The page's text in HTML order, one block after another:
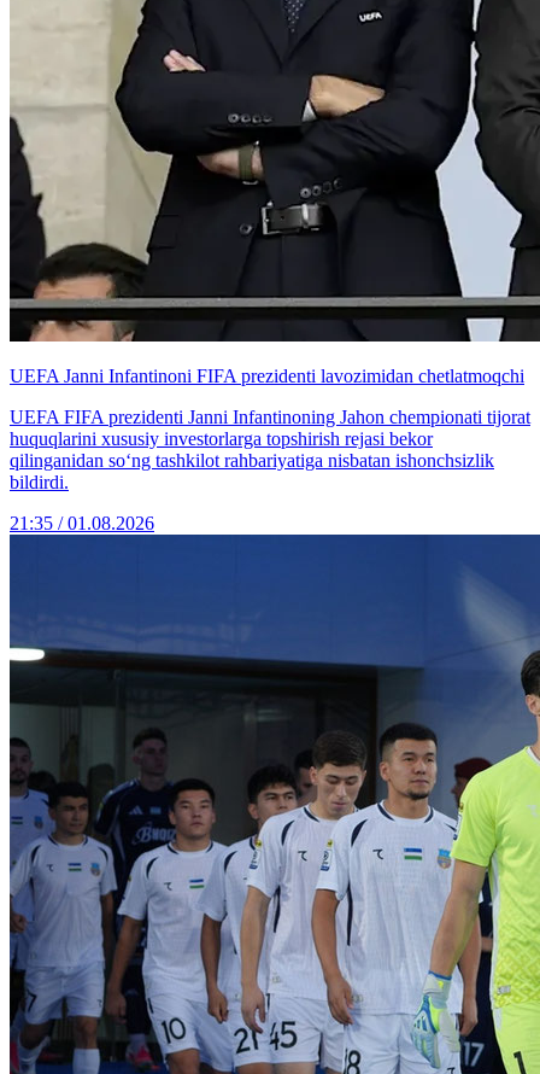
UEFA Janni Infantinoni FIFA prezidenti lavozimidan chetlatmoqchi
UEFA FIFA prezidenti Janni Infantinoning Jahon chempionati tijorat
huquqlarini xususiy investorlarga topshirish rejasi bekor
qilinganidan so‘ng tashkilot rahbariyatiga nisbatan ishonchsizlik
bildirdi.
21:35 / 01.08.2026